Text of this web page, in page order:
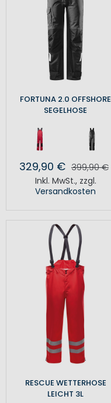
FORTUNA 2.0 OFFSHORE
SEGELHOSE
329,90 € 399,90 €
Inkl. MwSt., zzgl.
Versandkosten
RESCUE WETTERHOSE
LEICHT 3L